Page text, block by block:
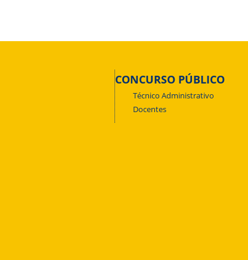
CONCURSO PÚBLICO
Técnico Administrativo
Docentes